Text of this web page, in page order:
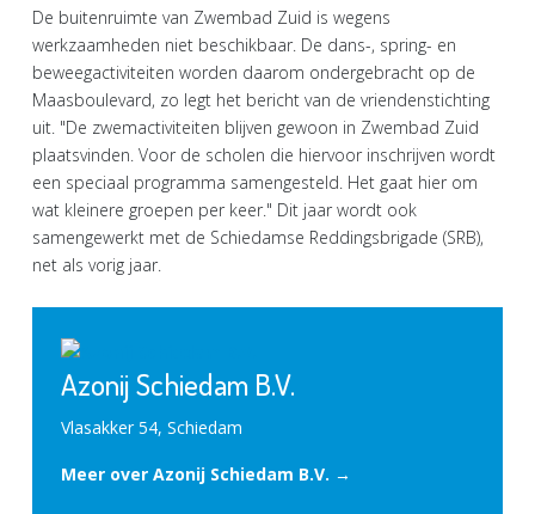
De buitenruimte van Zwembad Zuid is wegens
werkzaamheden niet beschikbaar. De dans-, spring- en
beweegactiviteiten worden daarom ondergebracht op de
Maasboulevard, zo legt het bericht van de vriendenstichting
uit. "De zwemactiviteiten blijven gewoon in Zwembad Zuid
plaatsvinden. Voor de scholen die hiervoor inschrijven wordt
een speciaal programma samengesteld. Het gaat hier om
wat kleinere groepen per keer." Dit jaar wordt ook
samengewerkt met de Schiedamse Reddingsbrigade (SRB),
net als vorig jaar.
Azonij Schiedam B.V.
Vlasakker 54, Schiedam
Meer over Azonij Schiedam B.V. →